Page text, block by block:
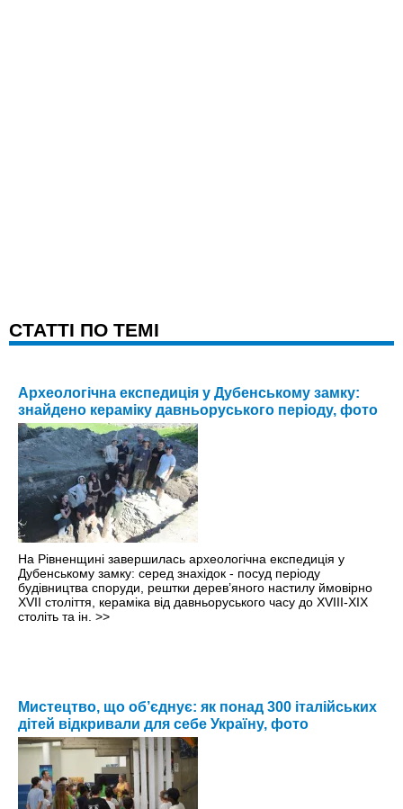
CТАТТІ ПО ТЕМІ
Археологічна експедиція у Дубенському замку:
знайдено кераміку давньоруського періоду, фото
На Рівненщині завершилась археологічна експедиція у
Дубенському замку: серед знахідок - посуд періоду
будівництва споруди, рештки дерев’яного настилу ймовірно
ХVІІ століття, кераміка від давньоруського часу до ХVІІІ-ХІХ
століть та ін. >>
Мистецтво, що об’єднує: як понад 300 італійських
дітей відкривали для себе Україну, фото